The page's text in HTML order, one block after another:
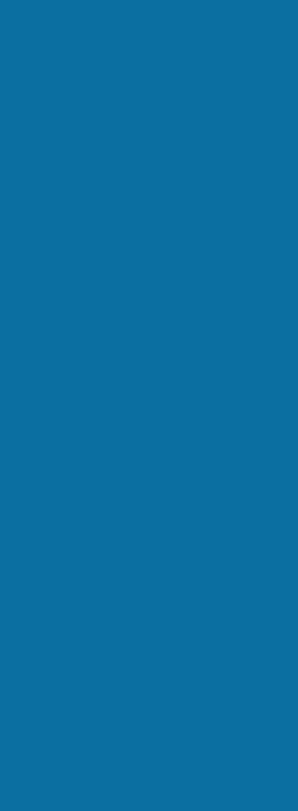
Как утеплить балкон
систематического подхода.
поверхности. Спешка здесь
Этап 1:
Несущая способность
хрущевки (1-335, 1-464) - 200 кг/
панельные дома серии П-44, П-3
конструктивных особенностей,
несущей способности перед
может потребовать
обеспечивает безопасность
Правильная подготовка
утеплении. Экономия
Этап 2: